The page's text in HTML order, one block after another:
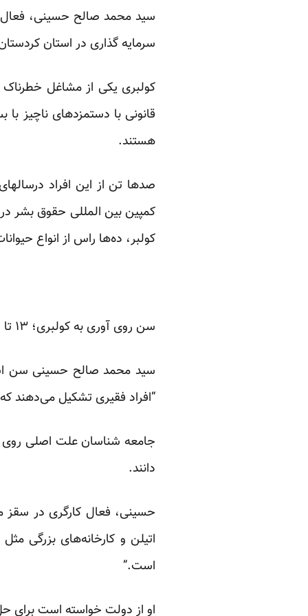
سید محمد صالح حسینی، فعال
سرمایه گذاری در استان
کولبری یکی از مشاغل
قانونی با دستمزدهای ناچیز
هستند.
صدها تن از این افراد
کمپین بین المللی حقوق بشر
کولبر، ده‌ها راس از انواع
سن روی آوری به کولبری؛ ۱۳ تا ۶۰ سال
“افراد فقیری تشکیل می‌دهند
جامعه شناسان علت اصلی روی
دانند.
حسینی، فعال کارگری در سقز
اتیلن و کارخانه‌های بزرگی
است.”
او از دولت خواسته است برای